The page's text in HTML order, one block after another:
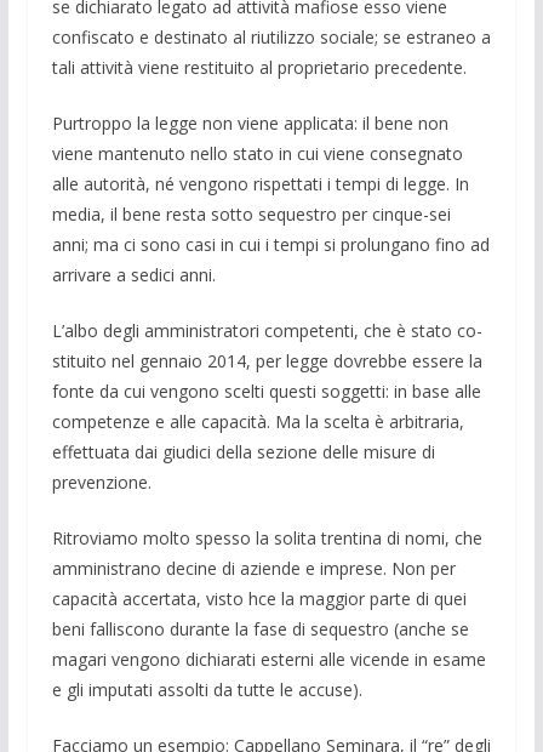
se dichiarato le­gato ad at­tività mafiose esso viene
confi­scato e de­stinato al riutilizzo sociale; se estraneo a
tali attività viene restituito al proprietario prece­dente.
Purtroppo la legge non viene applicata: il bene non
viene mantenuto nello stato in cui viene consegnato
alle autorità, né ven­gono rispettati i tempi di legge. In
media, il bene resta sotto sequestro per cinque-sei
anni; ma ci sono casi in cui i tempi si prolunga­no fino ad
arrivare a sedici anni.
L’albo degli amministratori competenti, che è stato co­
stituito nel gennaio 2014, per legge do­vrebbe essere la
fonte da cui vengono scelti questi soggetti: in base alle
compe­tenze e alle capacità. Ma la scelta è arbi­traria,
effettuata dai giudici della se­zione delle misure di
prevenzione.
Ritroviamo molto spesso la solita trenti­na di nomi, che
amministrano decine di aziende e imprese. Non per
capacità ac­certata, visto hce la maggior parte di quei
beni falliscono durante la fase di seque­stro (anche se
magari vengono dichiarati esterni alle vicende in esame
e gli imputa­ti assolti da tutte le accuse).
Facciamo un esempio: Cappellano Se­minara, il “re” degli